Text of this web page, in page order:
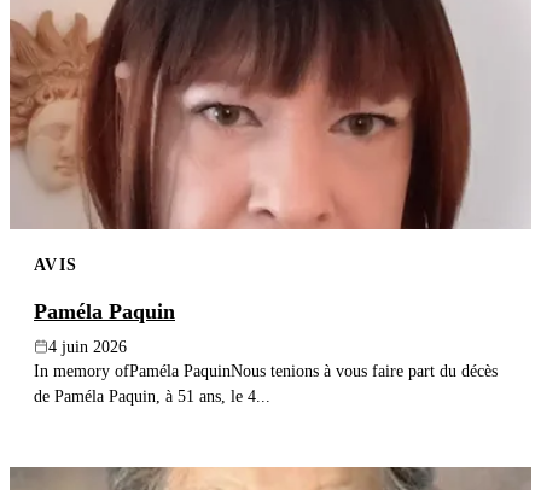
AVIS
Paméla Paquin
4 juin 2026
In memory ofPaméla PaquinNous tenions à vous faire part du décès
de Paméla Paquin, à 51 ans, le 4...